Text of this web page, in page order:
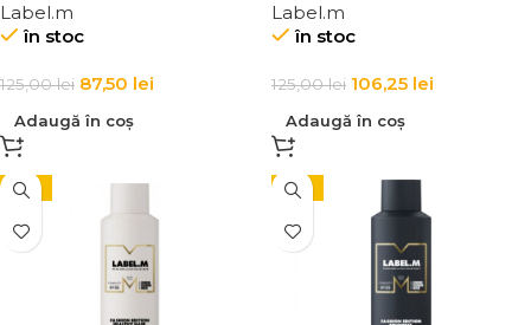
Anti-Frizz Smoothing Mist
Label.m
în stoc
125,00lei 87,50 lei
Adaugă în coș
pentru toate tipurile de par,
Label.m Sea Salt Spray
Label.m
în stoc
125,00lei 106,25 lei
Adaugă în coș
-15% -15%